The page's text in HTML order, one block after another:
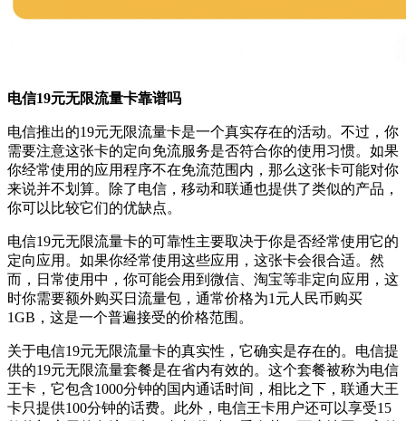
电信19元无限流量卡靠谱吗
电信推出的19元无限流量卡是一个真实存在的活动。不过，你
需要注意这张卡的定向免流服务是否符合你的使用习惯。如果
你经常使用的应用程序不在免流范围内，那么这张卡可能对你
来说并不划算。除了电信，移动和联通也提供了类似的产品，
你可以比较它们的优缺点。
电信19元无限流量卡的可靠性主要取决于你是否经常使用它的
定向应用。如果你经常使用这些应用，这张卡会很合适。然
而，日常使用中，你可能会用到微信、淘宝等非定向应用，这
时你需要额外购买日流量包，通常价格为1元人民币购买
1GB，这是一个普遍接受的价格范围。
关于电信19元无限流量卡的真实性，它确实是存在的。电信提
供的19元无限流量套餐是在省内有效的。这个套餐被称为电信
王卡，它包含1000分钟的国内通话时间，相比之下，联通大王
卡只提供100分钟的话费。此外，电信王卡用户还可以享受15